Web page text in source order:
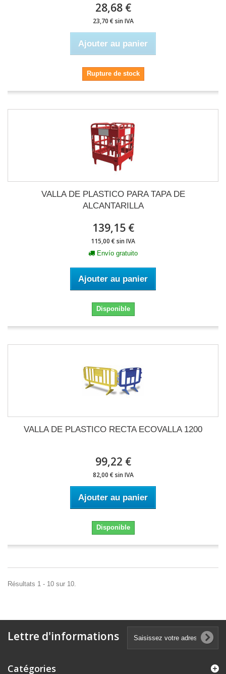
28,68 €
23,70 € sin IVA
Ajouter au panier
Rupture de stock
VALLA DE PLASTICO PARA TAPA DE
ALCANTARILLA
139,15 €
115,00 € sin IVA
Envío gratuito
Ajouter au panier
Disponible
VALLA DE PLASTICO RECTA ECOVALLA 1200
99,22 €
82,00 € sin IVA
Ajouter au panier
Disponible
Résultats 1 - 10 sur 10.
Lettre d'informations
Catégories